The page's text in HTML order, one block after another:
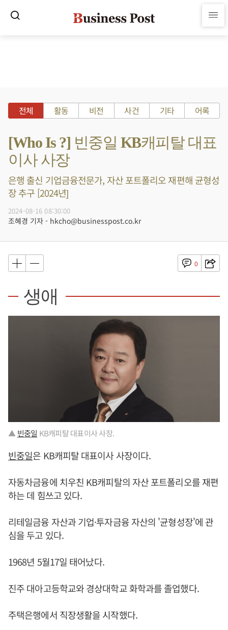
전체 활동 비전 사건 기타 어록
[Who Is ?] 빈중일 KB캐피탈 대표
이사 사장
은행 출신 기업금융전문가, 자산 포트폴리오 재편해 균형성
장 추구 [2024년]
2024-08-16 08:30:00
조혜경 기자 - hkcho@businesspost.co.kr
0
생애
▲ 빈중일 KB캐피탈 대표이사 사장.
빈중일은 KB캐피탈 대표이사 사장이다.
자동차금융에 치우친 KB캐피탈의 자산 포트폴리오를 재편
하는 데 힘쓰고 있다.
리테일금융 자산과 기업·투자금융 자산의 '균형성장'에 관
심을 두고 있다.
1968년 5월17일 태어났다.
진주 대아고등학교와 경상대학교 화학과를 졸업했다.
주택은행에서 직장생활을 시작했다.